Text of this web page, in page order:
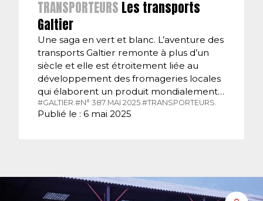
TRANSPORTEURS Les transports
Galtier
Une saga en vert et blanc. L’aventure des
transports Galtier remonte à plus d’un
siècle et elle est étroitement liée au
développement des fromageries locales
qui élaborent un produit mondialement…
#GALTIER.#N° 387 MAI 2025.#TRANSPORTEURS.
Publié le : 6 mai 2025